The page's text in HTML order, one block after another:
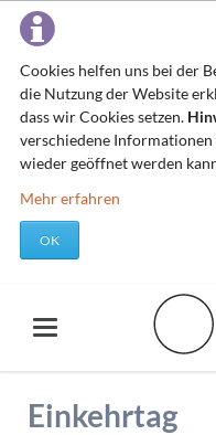
Cookies helfen uns bei der
die Nutzung der Website
dass wir Cookies setzen.
verschiedene
wieder geöffnet werden
Mehr erfahren
OK
Einkehrtag